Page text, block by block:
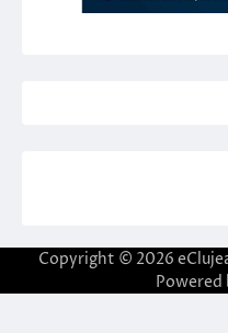
Copyright © 2026
Powered